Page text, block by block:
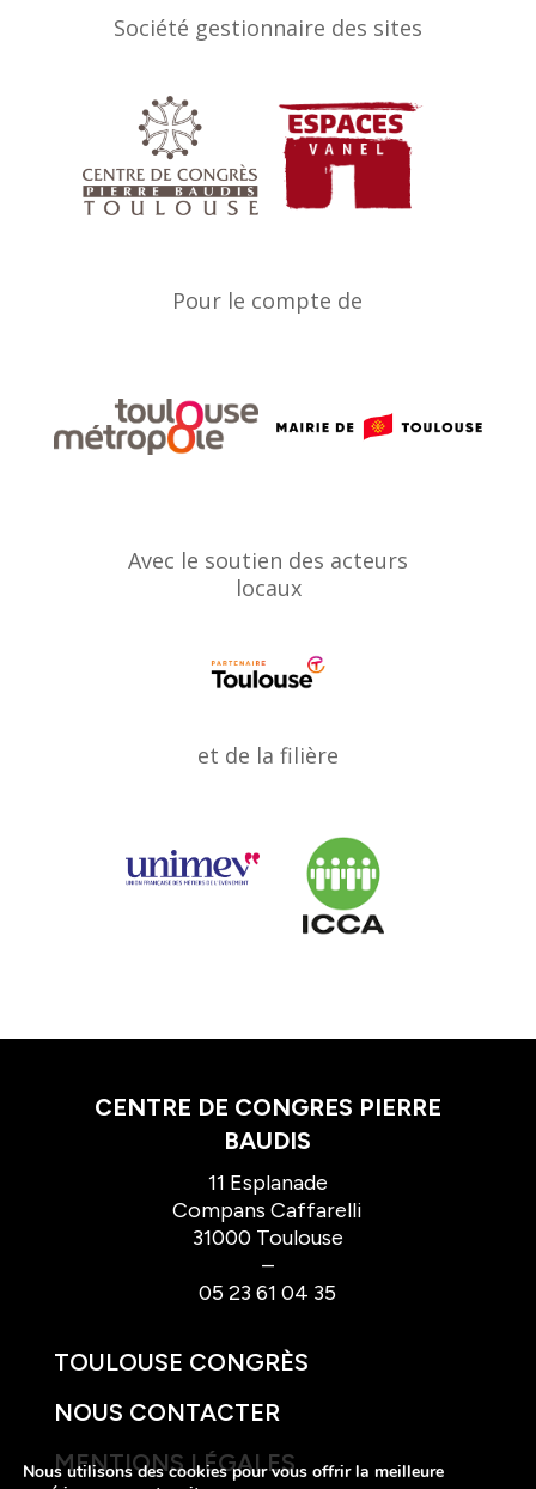
Société gestionnaire des sites
Pour le compte de
Avec le soutien des acteurs
locaux
et de la filière
CENTRE DE CONGRES PIERRE
BAUDIS
11 Esplanade
Compans Caffarelli
31000 Toulouse
–
05 23 61 04 35
TOULOUSE CONGRÈS
NOUS CONTACTER
MENTIONS LÉGALES
Nous utilisons des cookies pour vous offrir la meilleure